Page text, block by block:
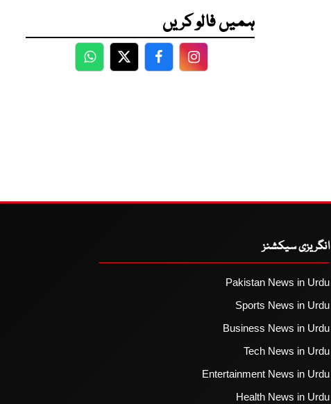
ہمیں فالو کریں
WhatsApp
TwitterFacebookFacebook
انگریزی سیکشنز
Pakistan News in Urdu
Sports News in Urdu
Business News in Urdu
Tech News in Urdu
Entertainment News in Urdu
Health News in Urdu